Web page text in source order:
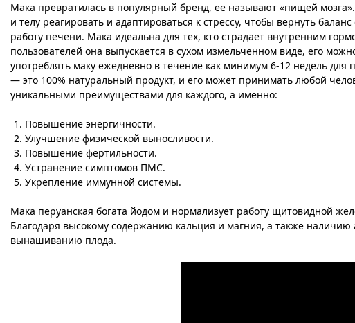
Мака превратилась в популярный бренд, ее называют «пищей
и телу реагировать и адаптироваться к стрессу, чтобы вернуть
работу печени. Мака идеальна для тех, кто страдает внутренним
пользователей она выпускается в сухом измельченном виде, его
употреблять маку ежедневно в течение как минимум 6-12 недель
— это 100% натуральный продукт, и его может принимать любой
уникальными преимуществами для каждого, а именно:
Повышение энергичности.
Улучшение физической выносливости.
Повышение фертильности.
Устранение симптомов ПМС.
Укрепление иммунной системы.
Мака перуанская богата йодом и нормализует работу щитовидной
Благодаря высокому содержанию кальция и магния, а также наличию
вынашиванию плода.